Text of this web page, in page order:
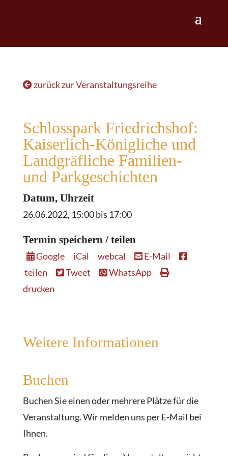
zurück zur Veranstaltungsreihe
Schlosspark Friedrichshof:
Kaiserlich-Königliche und
Landgräfliche Familien-
und Parkgeschichten
Datum, Uhrzeit
26.06.2022, 15:00 bis 17:00
Termin speichern / teilen
Google iCal webcal
E-Mail
teilen
Tweet
WhatsApp
drucken
Weitere Informationen
Buchen
Buchen Sie einen oder mehrere Plätze für die
Veranstaltung. Wir melden uns per E-Mail bei
Ihnen.